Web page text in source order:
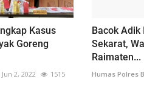
Kasus
Goreng
Jun 2, 2022 1515
Bacok
Sekarat,
Raimaten...
Humas Polres